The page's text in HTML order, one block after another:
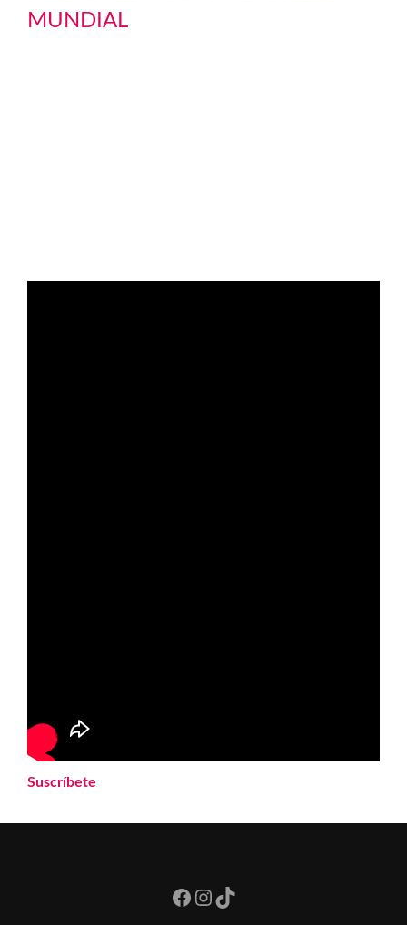
MUNDIAL
Suscríbete
Facebook
Instagram
TikTok